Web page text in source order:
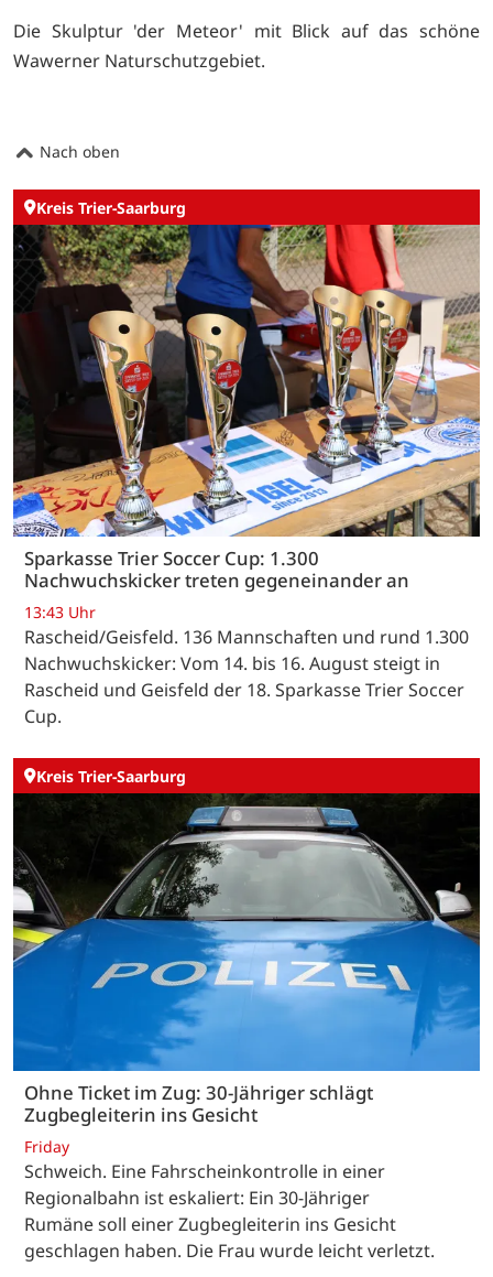
Die Skulptur 'der Meteor' mit Blick auf das schöne
Wawerner Naturschutzgebiet.
Nach oben
Kreis Trier-Saarburg
Sparkasse Trier Soccer Cup: 1.300
Nachwuchskicker treten gegeneinander an
13:43 Uhr
Rascheid/Geisfeld. 136 Mannschaften und rund 1.300
Nachwuchskicker: Vom 14. bis 16. August steigt in
Rascheid und Geisfeld der 18. Sparkasse Trier Soccer
Cup.
Kreis Trier-Saarburg
Ohne Ticket im Zug: 30-Jähriger schlägt
Zugbegleiterin ins Gesicht
Friday
Schweich. Eine Fahrscheinkontrolle in einer
Regionalbahn ist eskaliert: Ein 30-Jähriger
Rumäne soll einer Zugbegleiterin ins Gesicht
geschlagen haben. Die Frau wurde leicht verletzt.